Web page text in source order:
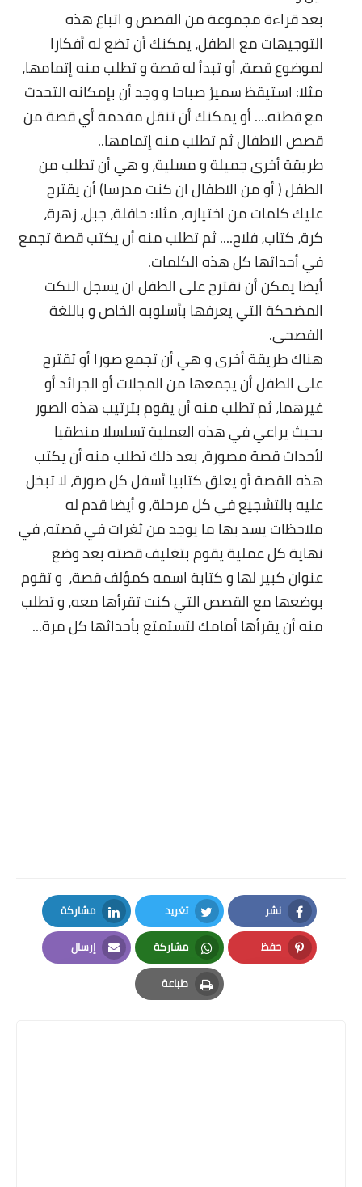
بعد قراءة مجموعة من القصص و اتباع هذه
التوجيهات مع الطفل، يمكنك أن تضع له أفكارا
لموضوع قصة، أو تبدأ له قصة و تطلب منه إتمامها،
مثلا: استيقظ سميرُ صباحا و وجد أن بإمكانه التحدث
مع قطته.... أو يمكنك أن تنقل مقدمة أي قصة من
قصص الاطفال ثم تطلب منه إتمامها..
طريقة أخرى جميلة و مسلية، و هي أن تطلب من
الطفل ( أو من الاطفال ان كنت مدرسا) أن يقترح
عليك كلمات من اختياره، مثلا: حافلة، جبل، زهرة،
كرة، كتاب، فلاح.... ثم تطلب منه أن يكتب قصة تجمع
في أحداثها كل هذه الكلمات.
أيضا يمكن أن نقترح على الطفل ان يسجل النكت
المضحكة التي يعرفها بأسلوبه الخاص و باللغة
الفصحى.
هناك طريقة أخرى و هي أن تجمع صورا أو تقترح
على الطفل أن يجمعها من المجلات أو الجرائد أو
غيرهما، ثم تطلب منه أن يقوم بترتيب هذه الصور
بحيث يراعي في هذه العملية تسلسلا منطقيا
لأحداث قصة مصورة، بعد ذلك تطلب منه أن يكتب
هذه القصة أو يعلق كتابيا أسفل كل صورة، لا تبخل
عليه بالتشجيع في كل مرحلة، و أيضا قدم له
ملاحظات يسد بها ما يوجد من ثغرات في قصته، في
نهاية كل عملية يقوم بتغليف قصته بعد وضع
عنوان كبير لها و كتابة اسمه كمؤلف قصة، و تقوم
بوضعها مع القصص التي كنت تقرأها معه، و تطلب
منه أن يقرأها أمامك لتستمتع بأحداثها كل مرة...
نشر
Facebook
تغريد
Twitter
مشاركة
LinkedIn
حفظ
Pinterest
مشاركة
Whatsapp
إرسال
Email
طباعة
Print